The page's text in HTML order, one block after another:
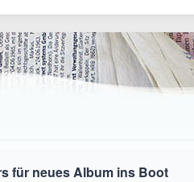
für neues Album ins Boot